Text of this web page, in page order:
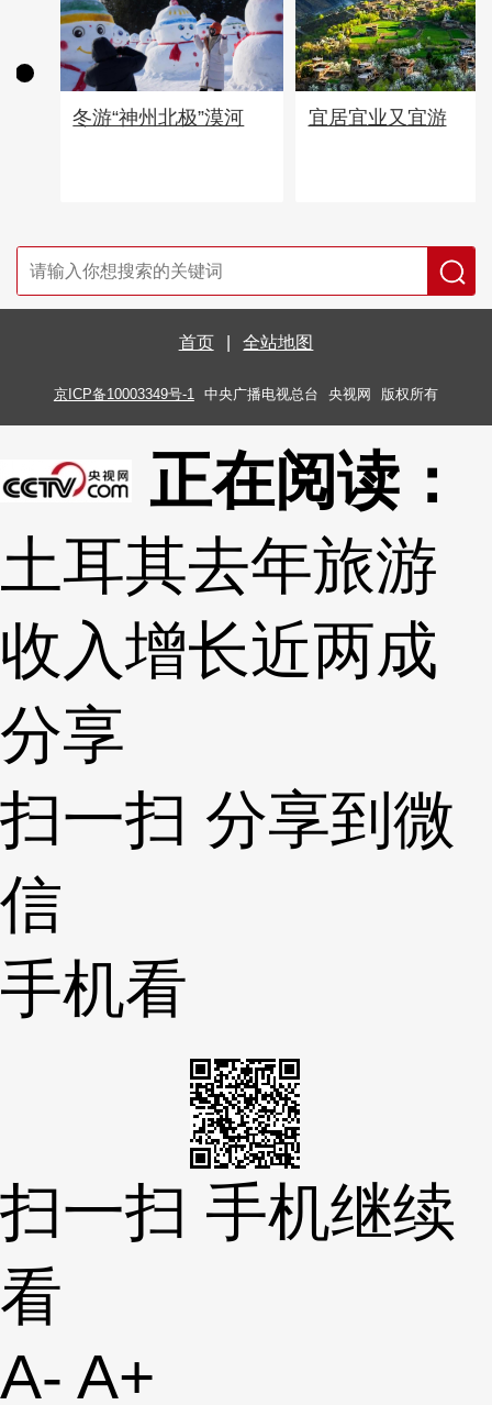
冬游“神州北极”漠河 宜居宜业又宜游
首页 全站地图
京ICP备10003349号-1 中央广播电视总台 央视网 版权所有
正在阅读：
土耳其去年旅游
收入增长近两成
分享
扫一扫 分享到微
信
手机看
扫一扫 手机继续
看
A- A+